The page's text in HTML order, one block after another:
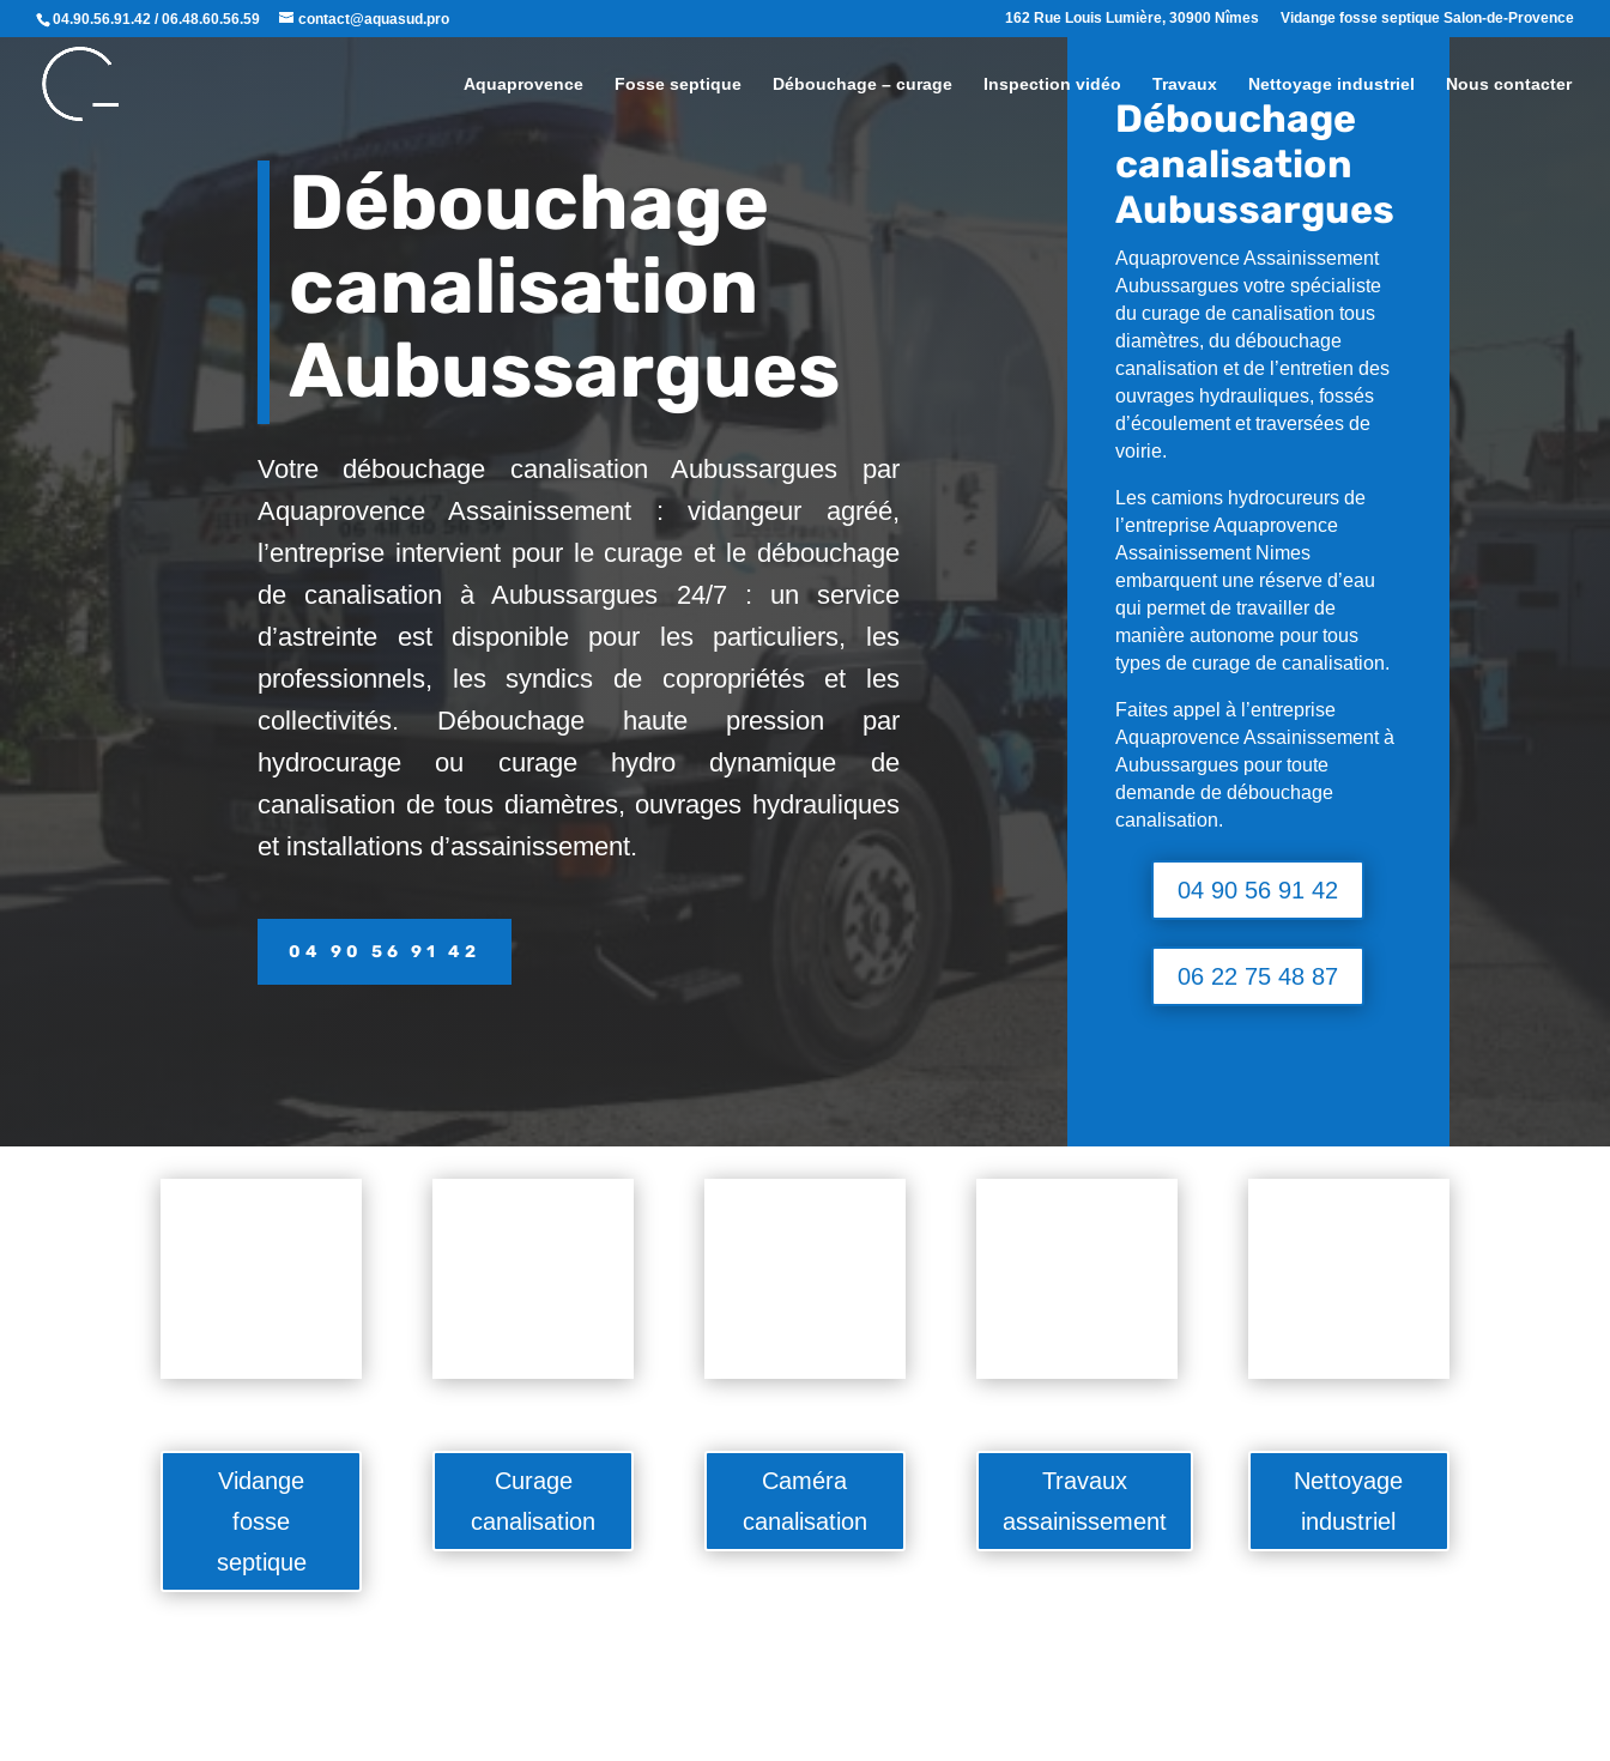
04.90.56.91.42 / 06.48.60.56.59 contact@aquasud.pro 162 Rue Louis Lumière, 30900 Nîmes Vidange fosse septique Salon-de-Provence
Aquaprovence Fosse septique Débouchage – curage Inspection vidéo Travaux Nettoyage industriel Nous contacter
Débouchage
canalisation
Aubussargues
Votre débouchage canalisation Aubussargues par
Aquaprovence Assainissement : vidangeur agréé,
l’entreprise intervient pour le curage et le débouchage
de canalisation à Aubussargues 24/7 : un service
d’astreinte est disponible pour les particuliers, les
professionnels, les syndics de copropriétés et les
collectivités. Débouchage haute pression par
hydrocurage ou curage hydro dynamique de
canalisation de tous diamètres, ouvrages hydrauliques
et installations d’assainissement.
04 90 56 91 42
Débouchage
canalisation
Aubussargues
Aquaprovence Assainissement
Aubussarguesvotre spécialiste
du curage de canalisation tous
diamètres, du débouchage
canalisation et de l’entretien des
ouvrages hydrauliques, fossés
d’écoulement et traversées de
voirie.
Les camions hydrocureurs de
l’entreprise Aquaprovence
Assainissement Nimes
embarquent une réserve d’eau
qui permet de travailler de
manière autonome pour tous
types de curage de canalisation.
Faites appel à l’entreprise
Aquaprovence Assainissement à
Aubussarguespour toute
demande de débouchage
canalisation.
04 90 56 91 42
06 22 75 48 87
Vidange
fosse
septique
Curage
canalisation
Caméra
canalisation
Travaux
assainissement
Nettoyage
industriel